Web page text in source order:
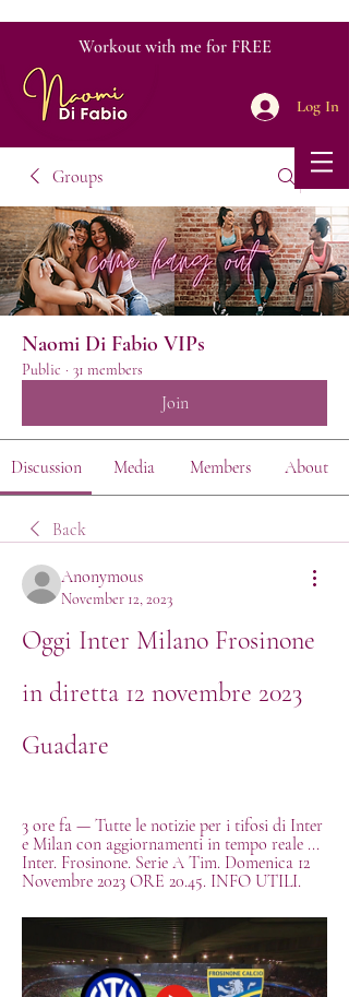
Workout with me for FREE
Log In
Groups
Naomi Di Fabio VIPs
Public · 31 members
Join
Discussion Media Members About
Back
Anonymous
November 12, 2023
Oggi Inter Milano Frosinone
in diretta 12 novembre 2023
Guadare
3 ore fa — Tutte le notizie per i tifosi di Inter
e Milan con aggiornamenti in tempo reale ...
Inter. Frosinone. Serie A Tim. Domenica 12
Novembre 2023 ORE 20.45. INFO UTILI.